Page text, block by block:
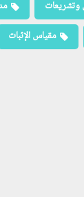
وتشريعات
مقياس الإثبات